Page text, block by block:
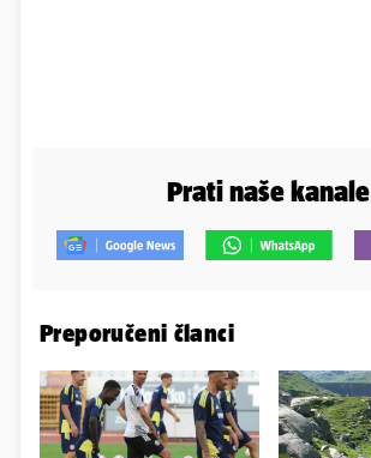
Prati naše kanale
Preporučeni članci